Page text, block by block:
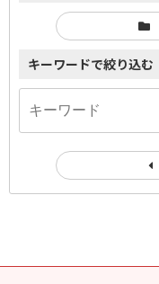
キーワードで絞り込む